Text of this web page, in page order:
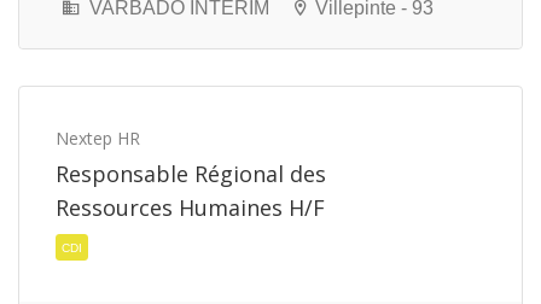
CDD
VARBADO INTÉRIM Villepinte - 93
Nextep HR
Responsable Régional des
Ressources Humaines H/F